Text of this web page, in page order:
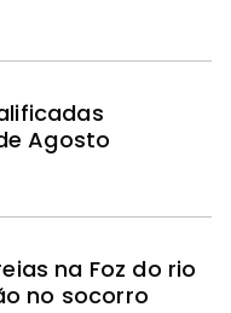
Agosto
na Foz do rio
no socorro